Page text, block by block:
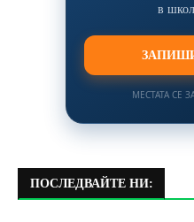
в
МЕСТАТА СЕ
ПОСЛЕДВАЙТЕ НИ: